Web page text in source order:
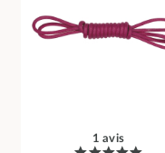
1 avis